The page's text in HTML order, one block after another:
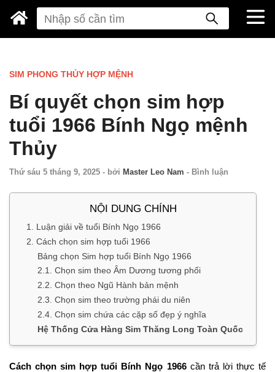
SIM PHONG THỦY HỢP MỆNH
Bí quyết chọn sim hợp
tuổi 1966 Bính Ngọ mệnh
Thủy
Thứ sáu 5 tháng 9, 2025 - bởi Master Leo Nam - Bình luận
NỘI DUNG CHÍNH
1. Luận giải về tuổi Bính Ngọ 1966
2. Cách chọn sim hợp tuổi 1966
Bảng chọn Sim hợp tuổi Bính Ngọ 1966
2.1. Chọn sim theo Âm Dương tương phối
2.2. Chọn theo Ngũ Hành bản mệnh
2.3. Chọn sim theo trường phái du niên
2.4. Chọn sim chứa các cặp số đẹp ý nghĩa
Hệ Thống Cửa Hàng Sim Thăng Long Toàn Quốc
Cách chọn sim hợp tuổi Bính Ngọ 1966cần trả lời thực tế